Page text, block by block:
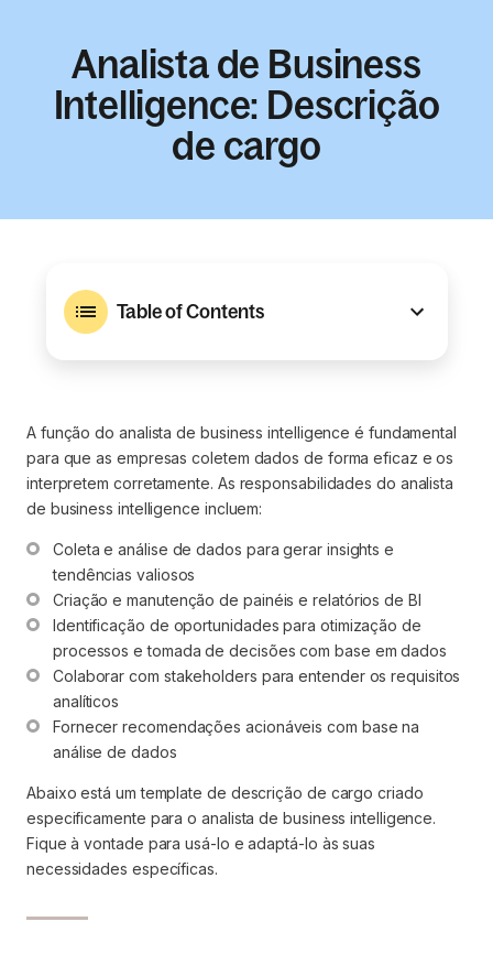
Analista de Business
Intelligence: Descrição
de cargo
Table of Contents
A função do analista de business intelligence é fundamental
para que as empresas coletem dados de forma eficaz e os
interpretem corretamente. As responsabilidades do analista
de business intelligence incluem:
Coleta e análise de dados para gerar insights e
tendências valiosos
Criação e manutenção de painéis e relatórios de BI
Identificação de oportunidades para otimização de
processos e tomada de decisões com base em dados
Colaborar com stakeholders para entender os requisitos
analíticos
Fornecer recomendações acionáveis com base na
análise de dados
Abaixo está um template de descrição de cargo criado
especificamente para o analista de business intelligence.
Fique à vontade para usá-lo e adaptá-lo às suas
necessidades específicas.